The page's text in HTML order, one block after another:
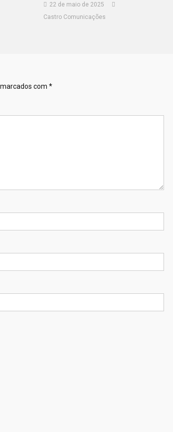
22 de maio de 2025
Castro Comunicações
com *